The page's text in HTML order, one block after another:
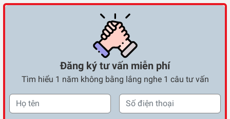
Đăng ký tư vấn miễn phí
Tìm hiểu 1 năm không bằng lắng nghe 1 câu tư vấn